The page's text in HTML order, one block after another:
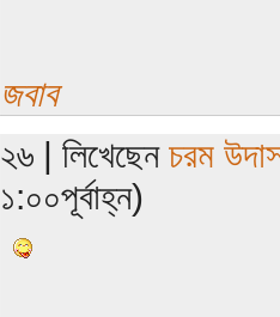
জবাব
২৬ | লিখেছেন চরম
১:০০পূর্বাহ্ন)